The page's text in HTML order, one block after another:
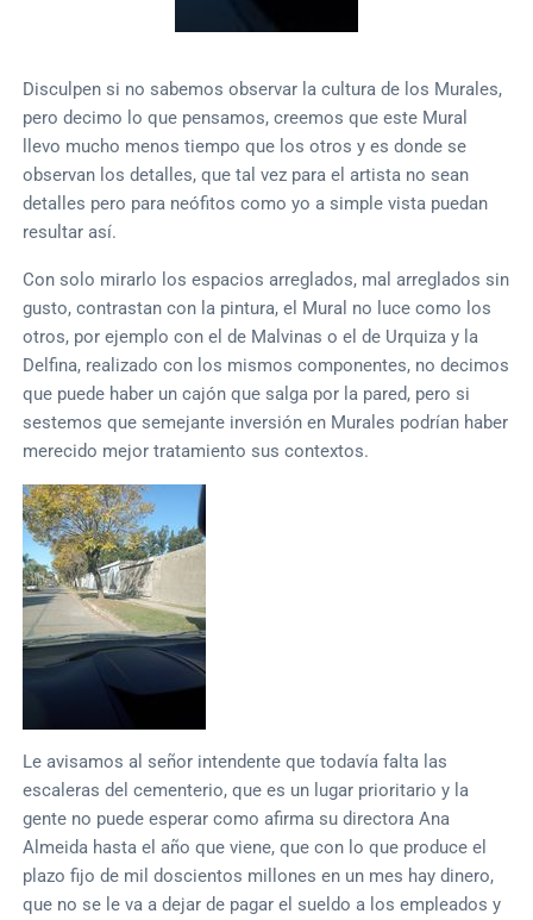
Disculpen si no sabemos observar la cultura de los Murales,
pero decimo lo que pensamos, creemos que este Mural
llevo mucho menos tiempo que los otros y es donde se
observan los detalles, que tal vez para el artista no sean
detalles pero para neófitos como yo a simple vista puedan
resultar así.
Con solo mirarlo los espacios arreglados, mal arreglados sin
gusto, contrastan con la pintura, el Mural no luce como los
otros, por ejemplo con el de Malvinas o el de Urquiza y la
Delfina, realizado con los mismos componentes, no decimos
que puede haber un cajón que salga por la pared, pero si
sestemos que semejante inversión en Murales podrían haber
merecido mejor tratamiento sus contextos.
Le avisamos al señor intendente que todavía falta las
escaleras del cementerio, que es un lugar prioritario y la
gente no puede esperar como afirma su directora Ana
Almeida hasta el año que viene, que con lo que produce el
plazo fijo de mil doscientos millones en un mes hay dinero,
que no se le va a dejar de pagar el sueldo a los empleados y